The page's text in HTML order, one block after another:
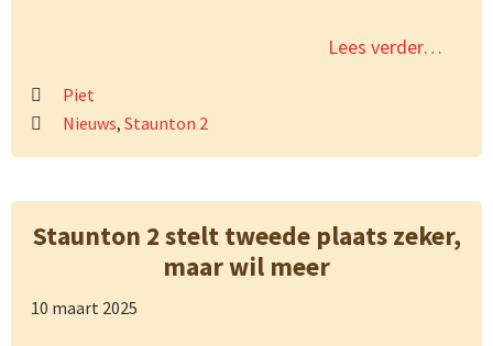
Lees verder…
Piet
Nieuws, Staunton 2
Staunton 2 stelt tweede plaats zeker,
maar wil meer
10 maart 2025